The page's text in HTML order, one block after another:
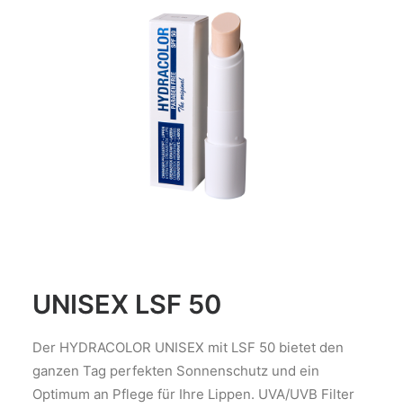
UNISEX LSF 50
Der HYDRACOLOR UNISEX mit LSF 50 bietet den
ganzen Tag perfekten Sonnenschutz und ein
Optimum an Pflege für Ihre Lippen. UVA/UVB Filter